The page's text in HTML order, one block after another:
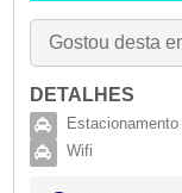
Gostou desta
DETALHES
Wifi